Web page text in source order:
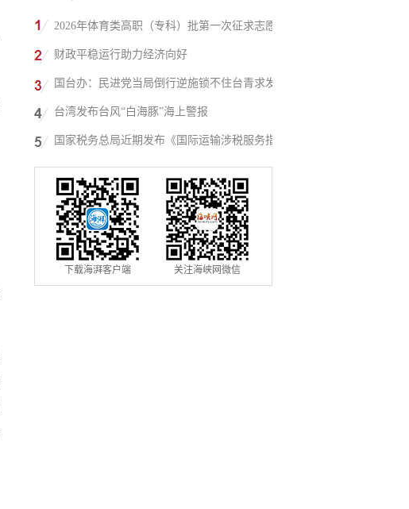
2026年体育类高职（专科）批第一次征求志愿
填报
财政平稳运行助力经济向好
国台办：民进党当局倒行逆施锁不住台青求发
展的心
台湾发布台风“白海豚”海上警报
国家税务总局近期发布《国际运输涉税服务指
引》
下载海湃客户端 关注海峡网微信